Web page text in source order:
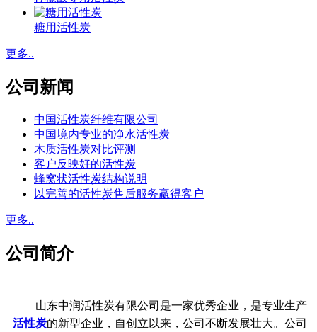
糖用活性炭
更多..
公司新闻
中国活性炭纤维有限公司
中国境内专业的净水活性炭
木质活性炭对比评测
客户反映好的活性炭
蜂窝状活性炭结构说明
以完善的活性炭售后服务赢得客户
更多..
公司简介
山东中润活性炭有限公司是一家优秀企业，是专业生产
活性炭的新型企业，自创立以来，公司不断发展壮大。公司